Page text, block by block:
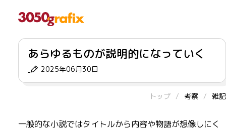
あらゆるものが説明的になっていく
2025年06月30日
トップ 考察 雑記
一般的な小説ではタイトルから内容や物語が想像しにく